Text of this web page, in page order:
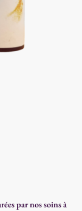
par nos soins à